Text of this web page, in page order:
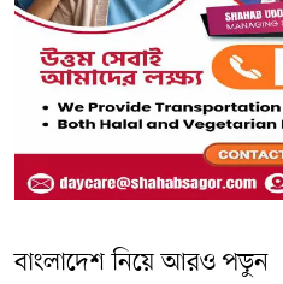
বাংলাদেশ নিয়ে আরও পড়ুন